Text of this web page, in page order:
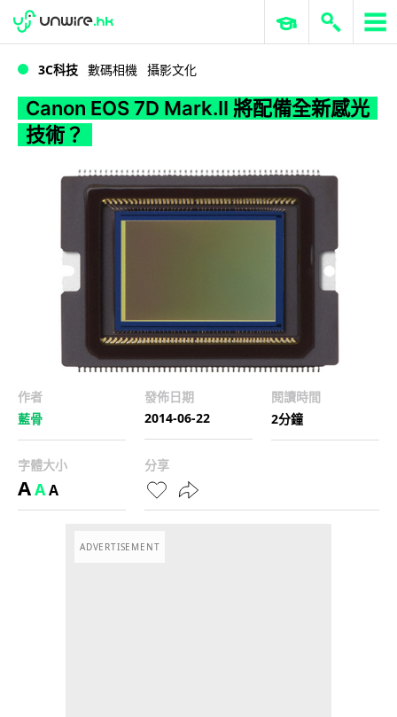
WWDC 2026 ERP 與商業 AI
3C科技 數碼相機 攝影文化
Canon EOS 7D Mark.II 將配備全新感光
技術？
作者
藍骨
發佈日期
2014-06-22
閱讀時間
2分鐘
字體大小
AAA
分享
ADVERTISEMENT